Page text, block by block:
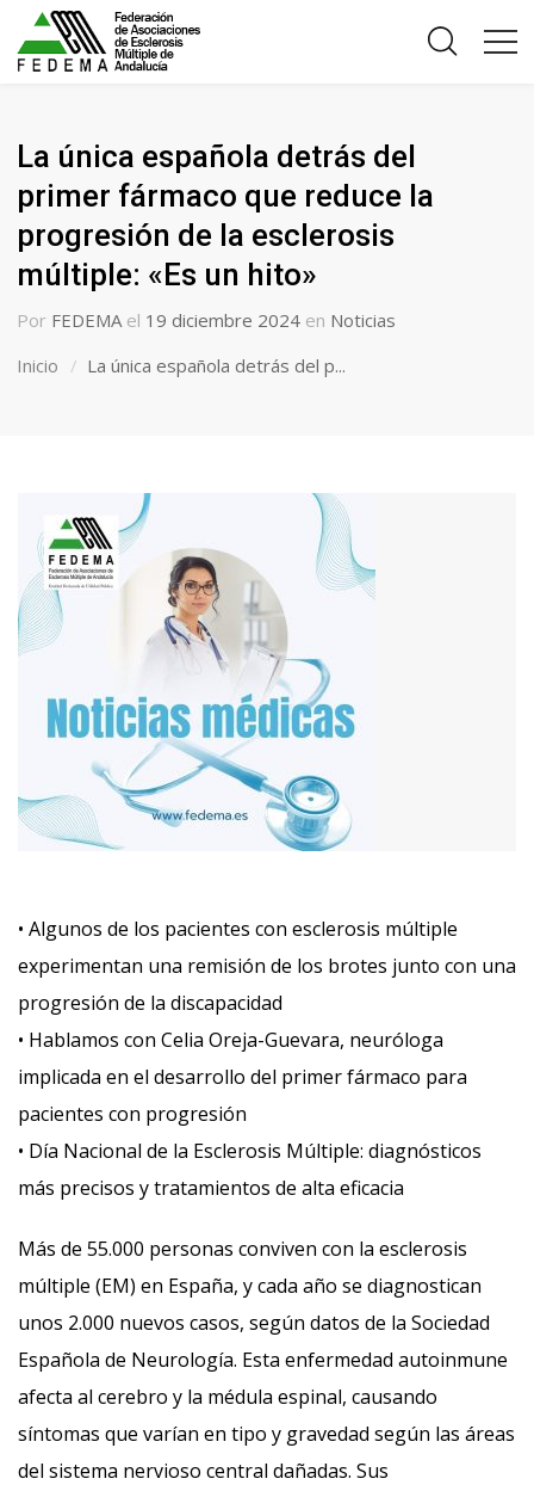
La única española detrás del
primer fármaco que reduce la
progresión de la esclerosis
múltiple: «Es un hito»
Por FEDEMA el 19 diciembre 2024 en Noticias
Inicio
La única española detrás del p...
• Algunos de los pacientes con esclerosis múltiple
experimentan una remisión de los brotes junto con una
progresión de la discapacidad
• Hablamos con Celia Oreja-Guevara, neuróloga
implicada en el desarrollo del primer fármaco para
pacientes con progresión
• Día Nacional de la Esclerosis Múltiple: diagnósticos
más precisos y tratamientos de alta eficacia
Más de 55.000 personas conviven con la esclerosis
múltiple (EM) en España, y cada año se diagnostican
unos 2.000 nuevos casos, según datos de la Sociedad
Española de Neurología. Esta enfermedad autoinmune
afecta al cerebro y la médula espinal, causando
síntomas que varían en tipo y gravedad según las áreas
del sistema nervioso central dañadas. Sus